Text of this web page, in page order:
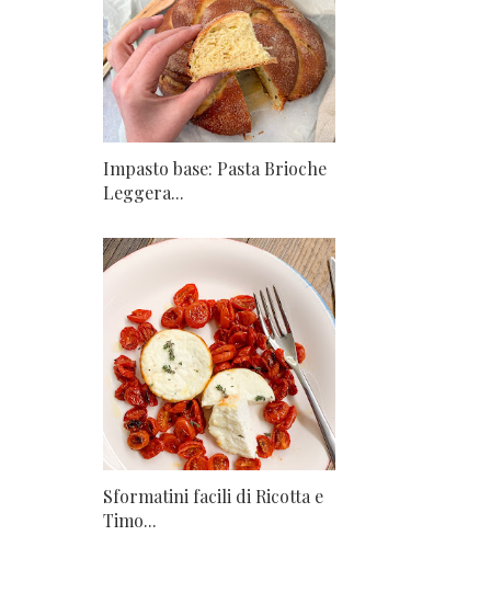
Impasto base: Pasta Brioche
Leggera...
Sformatini facili di Ricotta e
Timo...